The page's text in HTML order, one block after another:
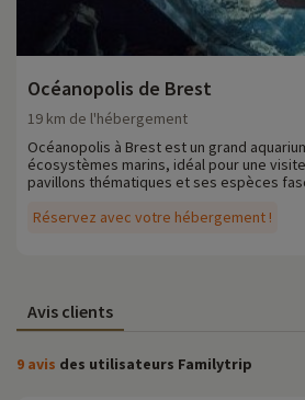
Océanopolis de Brest
Réservez avec votre hébergement !
19 km de l'hébergement
Océanopolis à Brest est un grand
écosystèmes marins, idéal pour une
pavillons thématiques et ses espèces
Avis clients
9 avis des utilisateurs Familytrip